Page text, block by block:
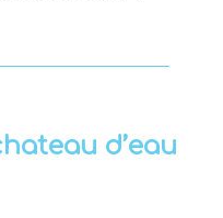
d’eau